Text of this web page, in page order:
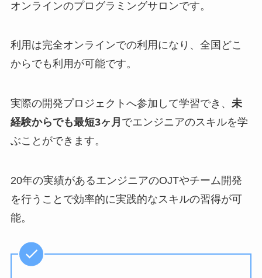
オンラインのプログラミングサロンです。
利用は完全オンラインでの利用になり、全国どこ
からでも利用が可能です。
実際の開発プロジェクトへ参加して学習でき、 未
経験からでも最短3ヶ月 でエンジニアのスキルを学
ぶことができます。
20年の実績があるエンジニアのOJTやチーム開発
を行うことで効率的に実践的なスキルの習得が可
能。